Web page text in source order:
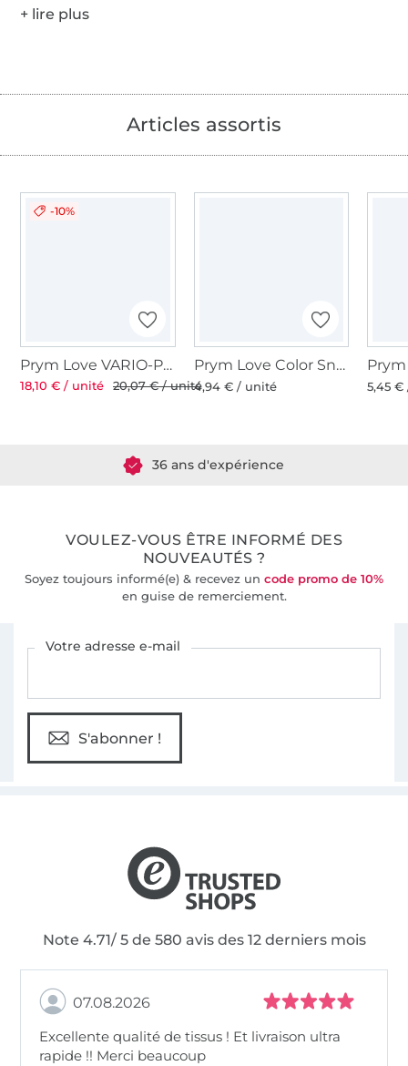
Articles assortis
-10%
Prym Love VARIO-Pliers Ø 3 et 4 mm
18,10 € / unité 20,07 € / unité
Prym Love Color Snaps Mini Jeu d´outils
4,94 € / unité 5,45
Plus de 1.8 millions de mètres de tissu en stock
36 ans d'expérience
VOULEZ-VOUS ÊTRE INFORMÉ DES
NOUVEAUTÉS ?
Soyez toujours informé(e) & recevez un code promo de 10%
en guise de remerciement.
Votre adresse e-mail
S'abonner !
Note 4.71/ 5 de 580 avis des 12 derniers mois
07.08.2026
Excellente qualité de tissus ! Et livraison ultra
rapide !! Merci beaucoup